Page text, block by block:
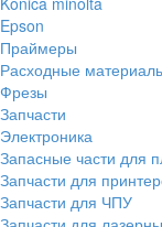
Epson
Праймеры
Расходные
Фрезы
Запчасти
Электроника
Запасные части для
Запчасти для
Запчасти для ЧПУ